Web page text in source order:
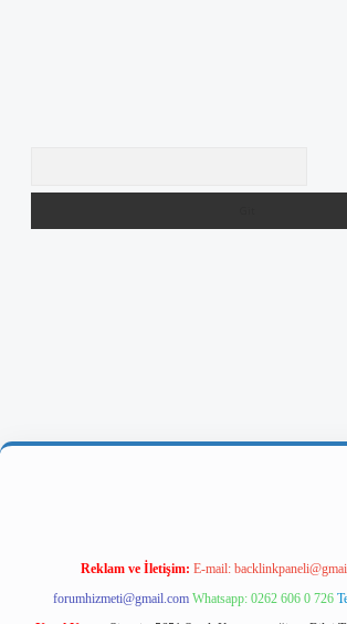
Reklam ve İletişim: E-mail:
forumhizmeti@gmail.com Whatsapp: 0262 606 0 726